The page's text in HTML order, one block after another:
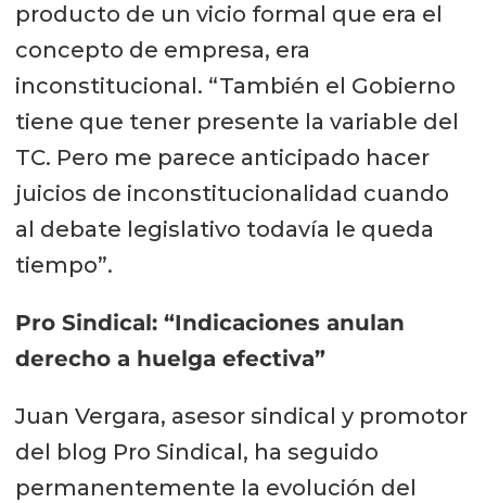
producto de un vicio formal que era el
concepto de empresa, era
inconstitucional. “También el Gobierno
tiene que tener presente la variable del
TC. Pero me parece anticipado hacer
juicios de inconstitucionalidad cuando
al debate legislativo todavía le queda
tiempo”.
Pro Sindical: “Indicaciones anulan
derecho a huelga efectiva”
Juan Vergara, asesor sindical y promotor
del blog Pro Sindical, ha seguido
permanentemente la evolución del